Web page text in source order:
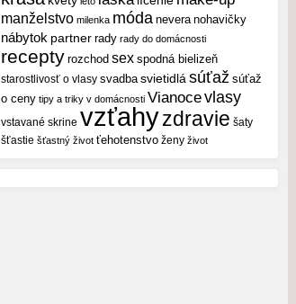
manželstvo milenka móda nevera nohavičky
nábytok partner rady rady do domácnosti
recepty rozchod sex spodná bielizeň
starostlivosť o vlasy svadba svietidlá súťaž súťaž
o ceny tipy a triky v domácnosti Vianocevlasy
vstavané skrine vzťahyzdravie šaty
šťastie šťastný život ťehotenstvo ženy život